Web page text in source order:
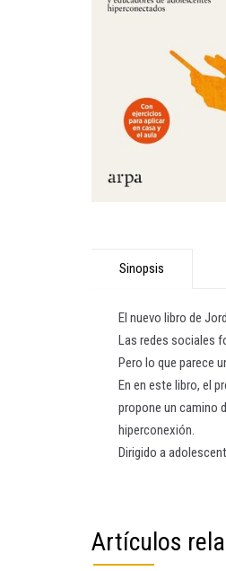
Sinopsis
El nuevo libro de
Las redes sociales
Pero lo que parece
En en este libro, el
propone un camino
hiperconexión.
Dirigido a
Artículos